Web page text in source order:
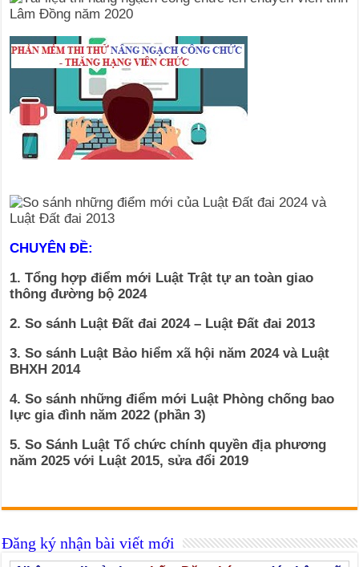
CHUYÊN ĐỀ:
1. Tổng hợp điểm mới Luật Trật tự an toàn giao
thông đường bộ 2024
2. So sánh Luật Đất đai 2024 – Luật Đất đai 2013
3. So sánh Luật Bảo hiểm xã hội năm 2024 và Luật
BHXH 2014
4. So sánh những điểm mới Luật Phòng chống bao
lực gia đình năm 2022 (phần 3)
5. So Sánh Luật Tổ chức chính quyền địa phương
năm 2025 với Luật 2015, sửa đổi 2019
Đăng ký nhận bài viết mới